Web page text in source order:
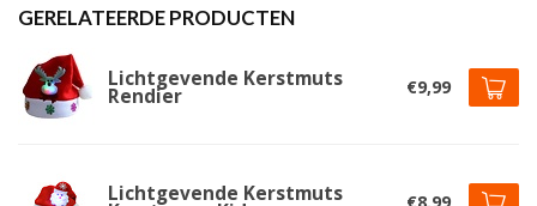
GERELATEERDE PRODUCTEN
Lichtgevende Kerstmuts
Rendier €9,99
Lichtgevende Kerstmuts